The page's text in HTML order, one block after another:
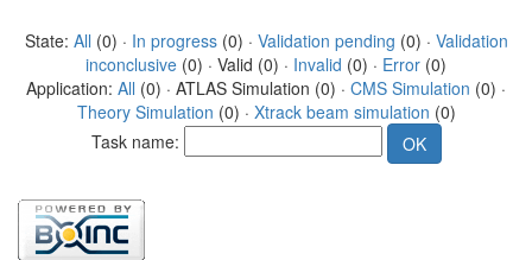
State: All (0) · In progress(0) · Validation pending (0) · Validation
inconclusive (0) · Valid (0) · Invalid (0) · Error (0)
Application: All (0) · ATLAS Simulation (0) · CMS Simulation (0) ·
Theory Simulation (0) · Xtrack beam simulation (0)
Task name: